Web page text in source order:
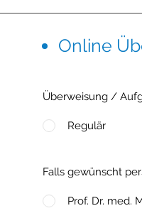
Online
Überweisung /
Regulär
Falls gewünscht
Prof. Dr. med.